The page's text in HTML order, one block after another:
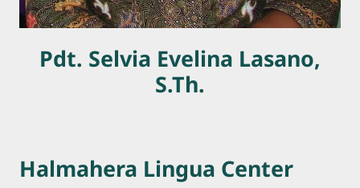
Pdt. Selvia Evelina Lasano,
S.Th.
Halmahera Lingua Center